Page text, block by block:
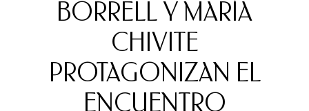
BORRELL Y MARÍA
CHIVITE
PROTAGONIZAN EL
ENCUENTRO